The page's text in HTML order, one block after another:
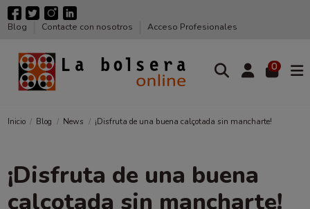
Blog Contacte con nosotros Acceso Profesionales
0
Inicio Blog News ¡Disfruta de una buena calçotada sin mancharte!
¡Disfruta de una buena
calçotada sin mancharte!